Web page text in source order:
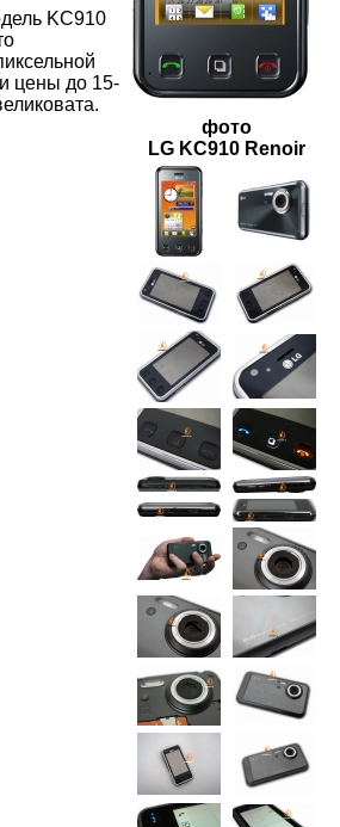
фото
LG KC910 Renoir
KC910
цены до 15-